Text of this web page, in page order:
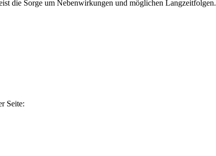
die Sorge um Nebenwirkungen und möglichen Langzeitfolgen.
Seite: